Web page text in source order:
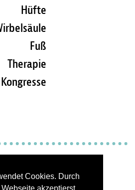
Cookies. Durch
akzeptierst
Hüfte
Fuß
Therapie
Kongresse